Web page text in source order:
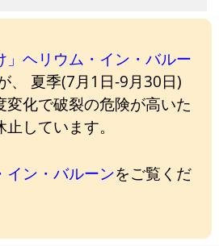
」ヘリウム・イン・バルー
、 夏季(7月1日-9月30日)
変化で破裂の危険が高いた
しています。
イン・バルーンをご覧くだ